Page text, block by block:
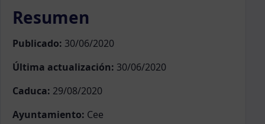
Resumen
Publicado: 30/06/2020
Última actualización: 30/06/2020
Caduca: 29/08/2020
Ayuntamiento: Cee